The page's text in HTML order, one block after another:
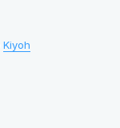
Kiyoh